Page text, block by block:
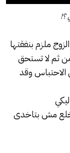
؟!
ملزم بنفقتها
ثم لا تستحق
الاحتباس وقد
خلع مش بتاخدى